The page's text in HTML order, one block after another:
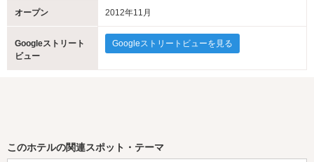
オープン 2012年11月
Googleストリート
ビュー
Googleストリートビューを見る
このホテルの関連スポット・テーマ